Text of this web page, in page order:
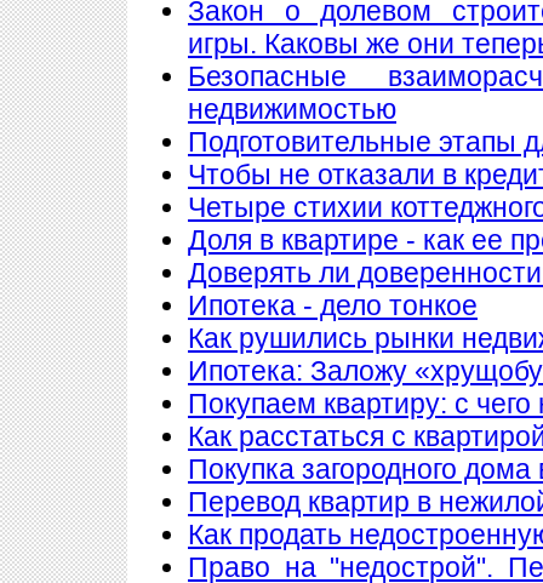
Закон о долевом
игры. Каковы же они
Безопасные
недвижимостью
Подготовительные этапы
Чтобы не отказали в
Четыре стихии
Доля в квартире - как ее
Доверять ли
Ипотека - дело тонкое
Как рушились рынки
Ипотека: Заложу
Покупаем квартиру: с чего
Как расстаться с
Покупка загородного дома
Перевод квартир в
Как продать
Право на "недострой".